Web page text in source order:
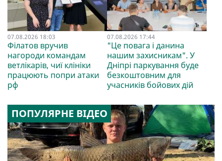
07.08.2026 18:03
Філатов вручив
нагороди командам
ветлікарів, чиї клініки
працюють попри атаки
рф
07.08.2026 17:44
"Це повага і данина
нашим захисникам". У
Дніпрі паркування буде
безкоштовним для
учасників бойових дій
ПОПУЛЯРНЕ ВІДЕО